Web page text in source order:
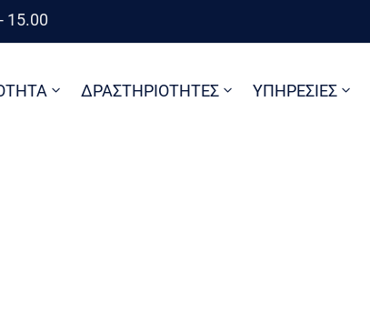
15.00
ΔΡΑΣΤΗΡΙΟΤΗΤΕΣ ΥΠΗΡΕΣΙΕΣ